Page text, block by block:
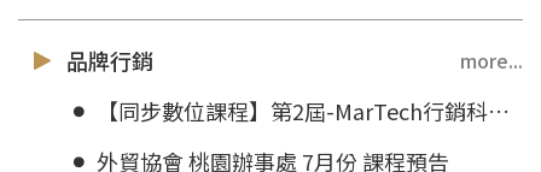
品牌行銷 more...
【同步數位課程】第2屆-MarTech行銷科技經理人培訓班(台北)
外貿協會 桃園辦事處 7月份 課程預告